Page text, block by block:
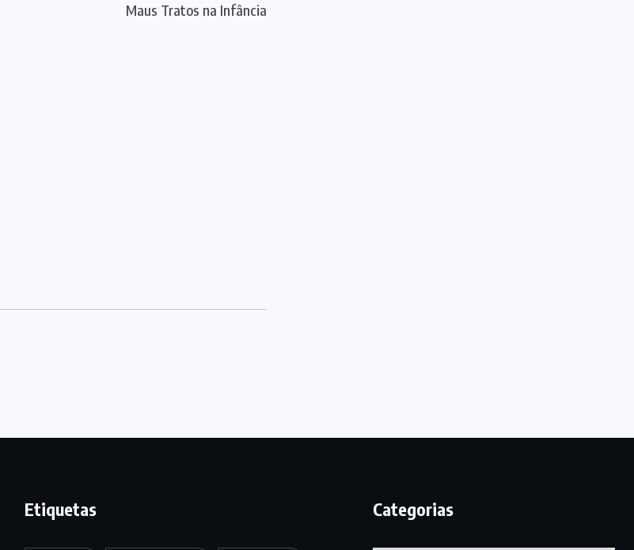
Maus Tratos na Infância
Etiquetas Categorias